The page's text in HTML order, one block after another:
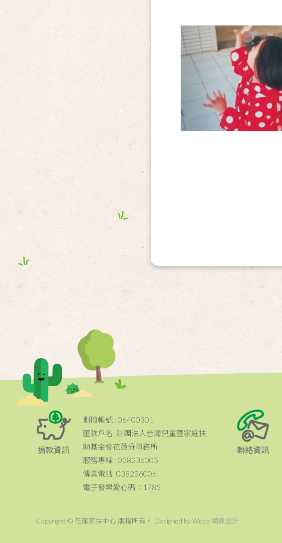
捐款資訊
劃撥帳號 : 06400301
匯款戶名 :財團法人台灣兒童暨家庭扶
助基金會花蓮分事務所
服務專線 : 038236005
傳真電話 :038236006
電子發票愛心碼：1785
聯絡資訊
Copyright © 花蓮家扶中心 版權所有。 Designed by Weya 網頁設計